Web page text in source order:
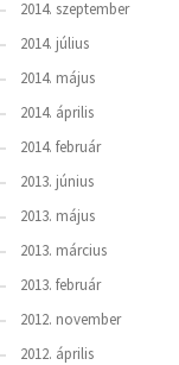
2014. szeptember
2014. július
2014. május
2014. április
2014. február
2013. június
2013. május
2013. március
2013. február
2012. november
2012. április